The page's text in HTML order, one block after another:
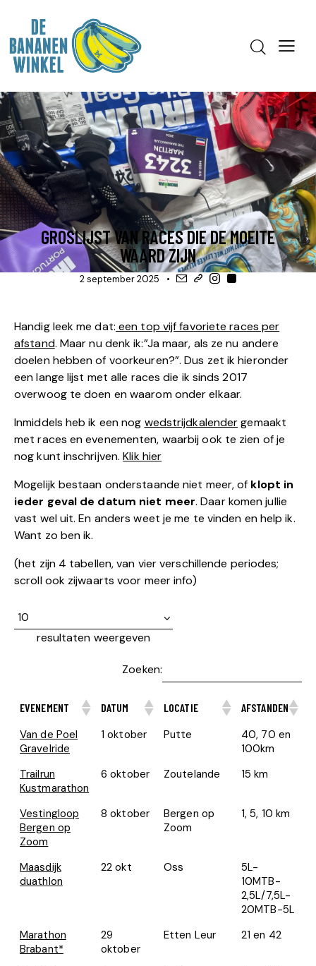
BLOG
GROSLIJST VAN RACES DIE DE MOEITE
WAARD ZIJN
2 september 2025
Handig leek me dat: een top vijf favoriete races per
afstand. Maar nu denk ik:”Ja maar, als ze nu andere
doelen hebben of voorkeuren?”. Dus zet ik hieronder
een lange lijst met alle races die ik sinds 2017
overwoog te doen en waarom onder elkaar.
Inmiddels heb ik een nog wedstrijdkalendergemaakt
met races en evenementen, waarbij ook te zien of je
nog kunt inschrijven.Klik hier
Mogelijk bestaan onderstaande niet meer, of klopt in
ieder geval de datum niet meer. Daar komen jullie
vast wel uit. En anders weet je me te vinden en help ik.
Want zo ben ik.
(het zijn 4 tabellen, van vier verschillende periodes;
scroll ook zijwaarts voor meer info)
resultaten weergeven
Zoeken:
EVENEMENT DATUM LOCATIE AFSTANDEN
Van de Poel
Gravelride
1 oktober Putte
40, 70 en
100km
Trailrun
Kustmarathon
6 oktober Zoutelande 15 km
Vestingloop
Bergen op
Zoom
8 oktober
Bergen op
Zoom
1, 5, 10 km
Maasdijk
duathlon
22 okt Oss
5L-
10MTB-
2,5L/7,5L-
20MTB-5L
Marathon
Brabant*
29
oktober
Etten Leur 21 en 42